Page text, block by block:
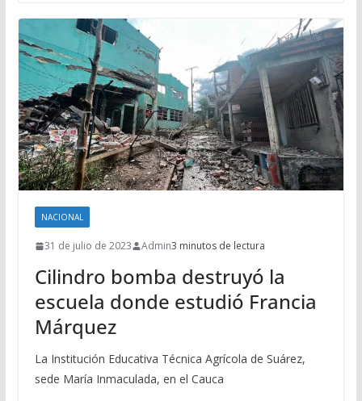
NACIONAL
31 de julio de 2023 Admin3 minutos de lectura
Cilindro bomba destruyó la
escuela donde estudió Francia
Márquez
La Institución Educativa Técnica Agrícola de Suárez,
sede María Inmaculada, en el Cauca